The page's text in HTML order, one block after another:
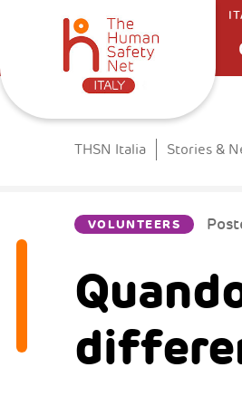
THSN Italia Stories &
VOLUNTEERS